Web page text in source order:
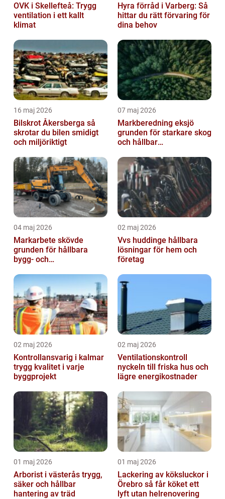
OVK i Skellefteå: Trygg
ventilation i ett kallt
klimat
Hyra förråd i Varberg: Så
hittar du rätt förvaring för
dina behov
16 maj 2026
Bilskrot Åkersberga så
skrotar du bilen smidigt
och miljöriktigt
07 maj 2026
Markberedning eksjö
grunden för starkare skog
och hållbar
04 maj 2026
Markarbete skövde
grunden för hållbara
bygg- och
02 maj 2026
Vvs huddinge hållbara
lösningar för hem och
företag
02 maj 2026
Kontrollansvarig i kalmar
trygg kvalitet i varje
byggprojekt
02 maj 2026
Ventilationskontroll
nyckeln till friska hus och
lägre energikostnader
01 maj 2026
Arborist i västerås trygg,
säker och hållbar
hantering av träd
01 maj 2026
Lackering av köksluckor i
Örebro så får köket ett
lyft utan helrenovering